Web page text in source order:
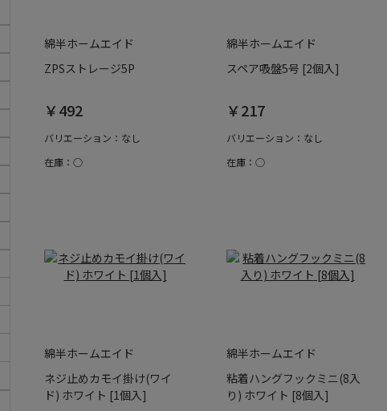
綿半ホームエイド
ZPSストレージ5P
￥492
バリエーション：なし
在庫：○
綿半ホームエイド
スペア吸盤5号 [2個入]
￥217
バリエーション：なし
在庫：○
綿半ホームエイド
ネジ止めカモイ掛け(ワイ
ド) ホワイト [1個入]
綿半ホームエイド
粘着ハングフックミニ(8入
り) ホワイト [8個入]